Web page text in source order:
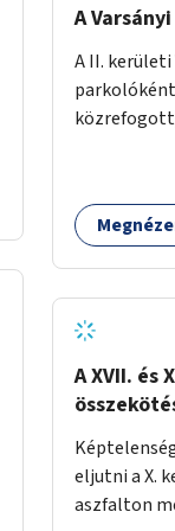
A
A II.
közrefogott,
magasított
Varsányi
számára is
célokra. A
jelenleg
viselkedik,
A XVII. és
eljutni a X.
aszfalton